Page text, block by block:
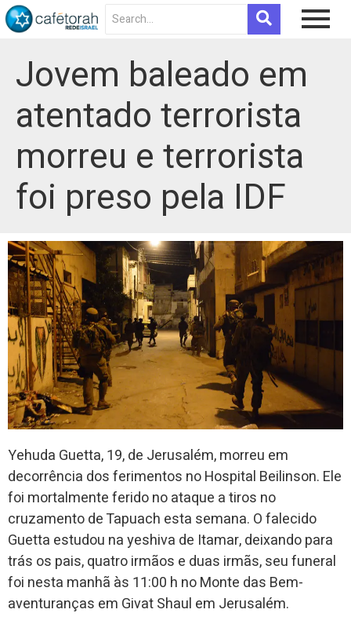
Jovem baleado em
atentado terrorista
morreu e terrorista
foi preso pela IDF
Yehuda Guetta, 19, de Jerusalém, morreu em
decorrência dos ferimentos no Hospital Beilinson. Ele
foi mortalmente ferido no ataque a tiros no
cruzamento de Tapuach esta semana. O falecido
Guetta estudou na yeshiva de Itamar, deixando para
trás os pais, quatro irmãos e duas irmãs, seu funeral
foi nesta manhã às 11:00 h no Monte das Bem-
aventuranças em Givat Shaul em Jerusalém.